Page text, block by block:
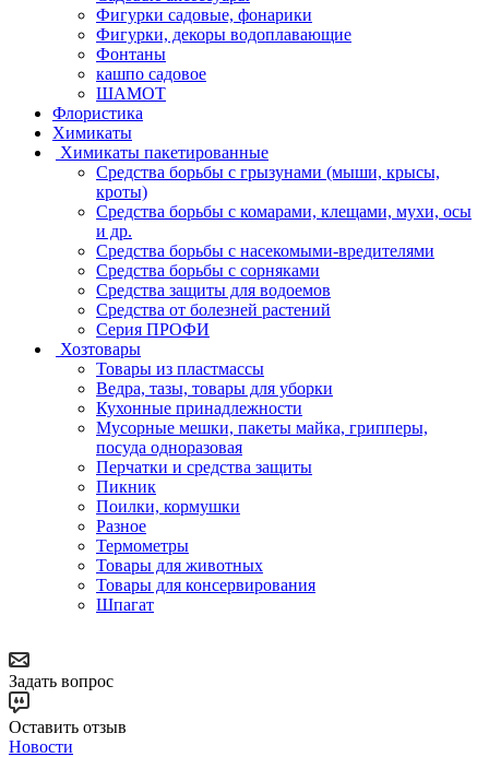
Фигурки садовые, фонарики
Фигурки, декоры водоплавающие
Фонтаны
кашпо садовое
ШАМОТ
Флористика
Химикаты
Химикаты пакетированные
Средства борьбы с грызунами (мыши, крысы,
кроты)
Средства борьбы с комарами, клещами, мухи, осы
и др.
Средства борьбы с насекомыми-вредителями
Средства борьбы с сорняками
Средства защиты для водоемов
Средства от болезней растений
Серия ПРОФИ
Хозтовары
Товары из пластмассы
Ведра, тазы, товары для уборки
Кухонные принадлежности
Мусорные мешки, пакеты майка, грипперы,
посуда одноразовая
Перчатки и средства защиты
Пикник
Поилки, кормушки
Разное
Термометры
Товары для животных
Товары для консервирования
Шпагат
Задать вопрос
Оставить отзыв
Новости